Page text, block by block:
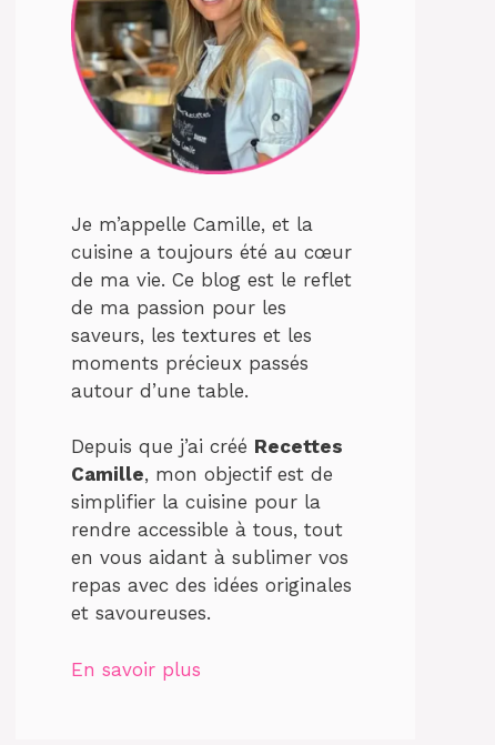
Je m’appelle Camille, et la
cuisine a toujours été au cœur
de ma vie. Ce blog est le reflet
de ma passion pour les
saveurs, les textures et les
moments précieux passés
autour d’une table.
Depuis que j’ai créé Recettes
Camille, mon objectif est de
simplifier la cuisine pour la
rendre accessible à tous, tout
en vous aidant à sublimer vos
repas avec des idées originales
et savoureuses.
En savoir plus